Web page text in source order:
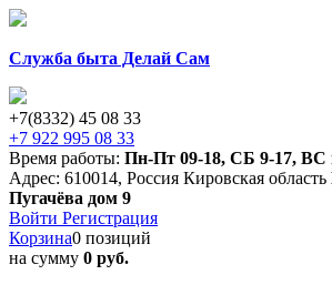
Служба быта Делай Сам
+7(8332) 45 08 33
+7 922 995 08 33
Время работы: Пн-Пт 09-18, СБ 9-17, ВС
Адрес: 610014, Россия Кировская область
Пугачёва дом 9
Войти Регистрация
Корзина0 позиций
на сумму 0 руб.